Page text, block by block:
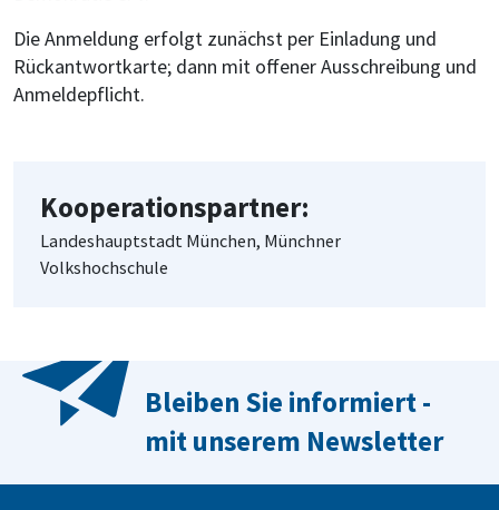
Die Anmeldung erfolgt zunächst per Einladung und
Rückantwortkarte; dann mit offener Ausschreibung und
Anmeldepflicht.
Kooperationspartner:
Landeshauptstadt München, Münchner
Volkshochschule
Bleiben Sie informiert -
mit unserem Newsletter